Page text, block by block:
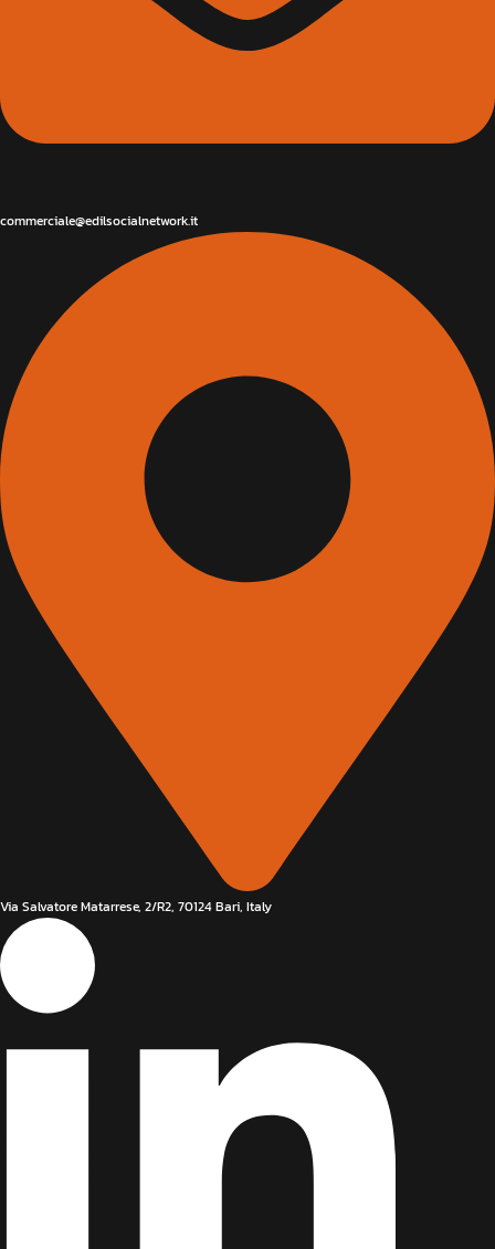
commerciale@edilsocialnetwork.it
Via Salvatore Matarrese, 2/R2, 70124 Bari, Italy